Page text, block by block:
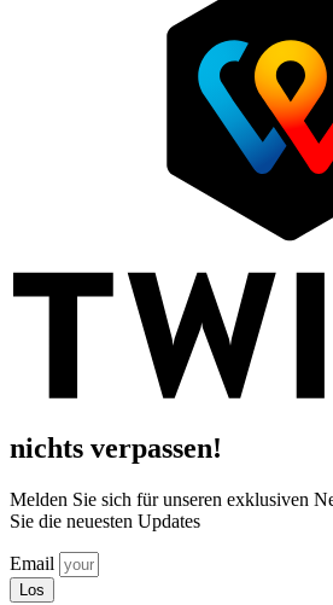
nichts verpassen!
Melden Sie sich für unseren exklusiven
Sie die neuesten Updates
Email
Los